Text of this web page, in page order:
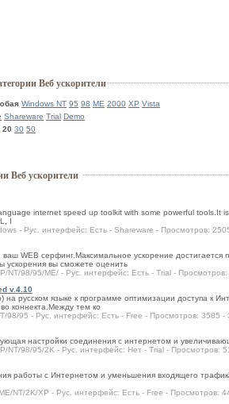
Веб ускорители
Windows NT 95 98 ME 2000 XP Vista
Shareware Trial Demo
20 30 50
Веб ускорители
internet speed up toolkit with some powerful tools.It
I
- Рус. интерфейс: Есть - Shareware - Просмотров:
ваш WEB серфинг.Максимальное ускорение
ускорения вы сможете оценить
NT/98/95/ME/ - Рус. интерфейс: Есть - Trial - Просмотров:
v.4.10
на русском языке к программе оптимизации доступа к
коннекта.Между тем ко
98/95 - Рус. интерфейс: Есть - Free - Просмотров: 3585 -
настройки соединения с интернетом и
NT/98/95/2K - Рус. интерфейс: Нет - Trial - Просмотров:
работы с Интернетом и уменьшения входящего
NT/2K/XP - Рус. интерфейс: Есть - Free - Просмотров: